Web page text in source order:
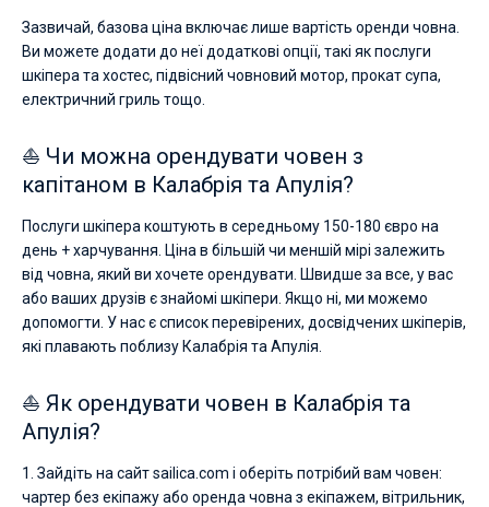
Зазвичай, базова ціна включає лише вартість оренди човна.
Ви можете додати до неї додаткові опції, такі як послуги
шкіпера та хостес, підвісний човновий мотор, прокат супа,
електричний гриль тощо.
⛵ Чи можна орендувати човен з
капітаном в Калабрія та Апулія?
Послуги шкіпера коштують в середньому 150-180 євро на
день + харчування. Ціна в більшій чи меншій мірі залежить
від човна, який ви хочете орендувати. Швидше за все, у вас
або ваших друзів є знайомі шкіпери. Якщо ні, ми можемо
допомогти. У нас є список перевірених, досвідчених шкіперів,
які плавають поблизу Калабрія та Апулія.
⛵ Як орендувати човен в Калабрія та
Апулія?
1. Зайдіть на сайт sailica.com і оберіть потрібий вам човен:
чартер без екіпажу або оренда човна з екіпажем, вітрильник,